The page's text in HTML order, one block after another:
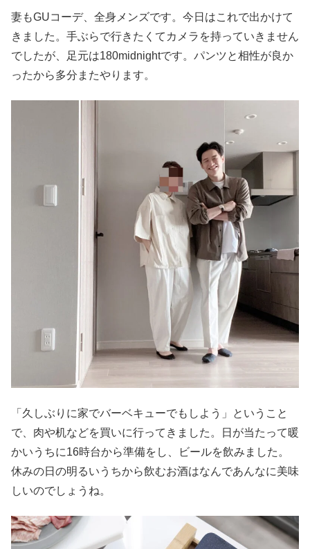
妻もGUコーデ、全身メンズです。今日はこれで出かけて
きました。手ぶらで行きたくてカメラを持っていきません
でしたが、足元は180midnightです。パンツと相性が良か
ったから多分またやります。
「久しぶりに家でバーベキューでもしよう」ということ
で、肉や机などを買いに行ってきました。日が当たって暖
かいうちに16時台から準備をし、ビールを飲みました。
休みの日の明るいうちから飲むお酒はなんであんなに美味
しいのでしょうね。